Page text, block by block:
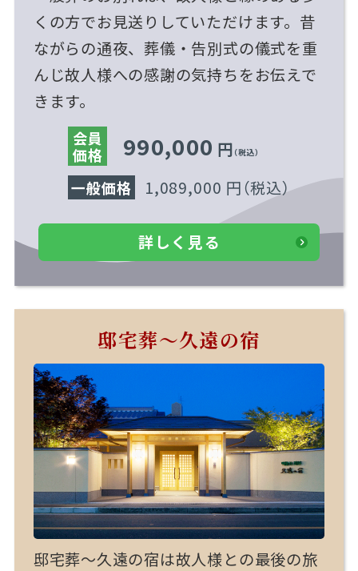
くの方でお見送りしていただけます。昔
ながらの通夜、葬儀・告別式の儀式を重
んじ故人様への感謝の気持ちをお伝えで
きます。
会員
価格
990,000 円 （税込）
一般価格 1,089,000 円 （税込）
詳しく見る
邸宅葬～久遠の宿
邸宅葬～久遠の宿は故人様との最後の旅